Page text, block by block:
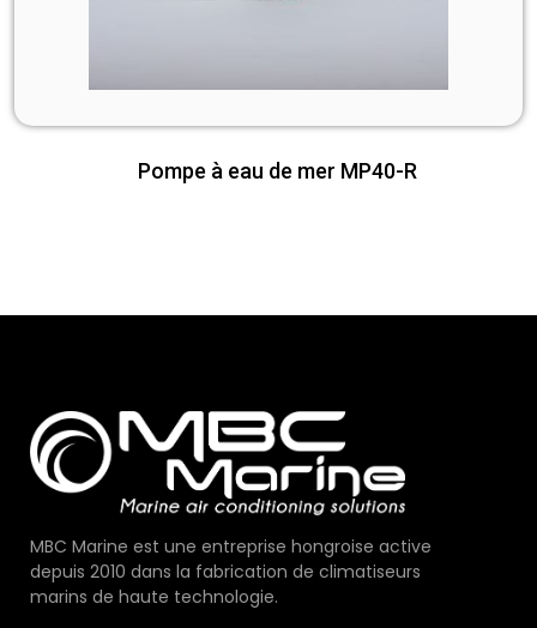
Pompe à eau de mer MP40-R
MBC Marine est une entreprise hongroise active
depuis 2010 dans la fabrication de climatiseurs
marins de haute technologie.